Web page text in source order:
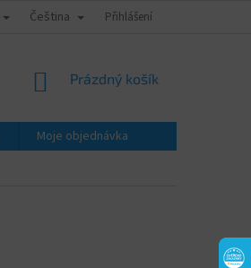
OBCHODNÍ PODMÍNKY
Čeština Přihlášení
NÁKUPNÍ
Prázdný košík
Moje objednávka